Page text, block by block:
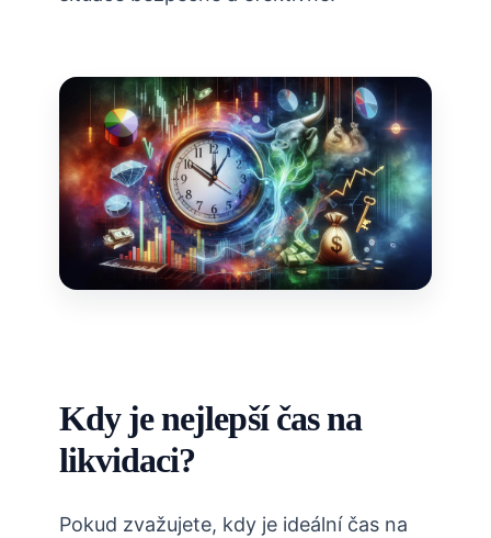
Kdy ‍je nejlepší čas na
likvidaci?
Pokud zvažujete, kdy je ideální čas na